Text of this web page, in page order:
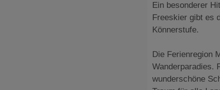
Ein besonderer
Freeskier gibt es
Könnerstufe.
Die Ferienregion
Wanderparadies.
wunderschöne